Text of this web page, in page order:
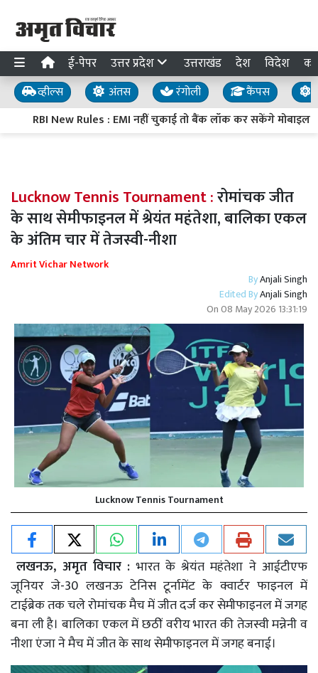
ई-पेपर उत्तर प्रदेश उत्तराखंड देश विदेश
व्हील्स अंतस रंगोली कैंपस
RBI New Rules : EMI नहीं चुकाई तो बैंक लॉक कर सकेंगे मोबाइल,
Lucknow Tennis Tournament :रोमांचक जीत
के साथ सेमीफाइनल में श्रेयंत महंतेशा, बालिका एकल
के अंतिम चार में तेजस्वी-नीशा
Amrit Vichar Network
ByAnjali Singh
Edited ByAnjali Singh
On08 May 2026 13:31:19
Lucknow Tennis Tournament
लखनऊ, अमृत विचार :भारत के श्रेयंत महंतेशा ने आईटीएफ
जूनियर जे-30 लखनऊ टेनिस टूर्नामेंट के क्वार्टर फाइनल में
टाईब्रेक तक चले रोमांचक मैच में जीत दर्ज कर सेमीफाइनल में जगह
बना ली है। बालिका एकल में छठीं वरीय भारत की तेजस्वी मन्नेनी व
नीशा एंजा ने मैच में जीत के साथ सेमीफाइनल में जगह बनाई।